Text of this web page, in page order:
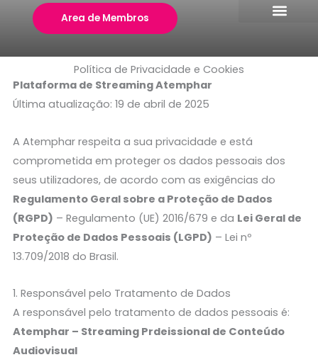
Area de Membros
Política de Privacidade e Cookies
Plataforma de Streaming Atemphar
Última atualização: 19 de abril de 2025
A Atemphar respeita a sua privacidade e está
comprometida em proteger os dados pessoais dos
seus utilizadores, de acordo com as exigências do
Regulamento Geral sobre a Proteção de Dados
(RGPD) – Regulamento (UE) 2016/679 e da Lei Geral de
Proteção de Dados Pessoais (LGPD) – Lei nº
13.709/2018 do Brasil.
1. Responsável pelo Tratamento de Dados
A responsável pelo tratamento de dados pessoais é:
Atemphar – Streaming Prdeissional de Conteúdo
Audiovisual